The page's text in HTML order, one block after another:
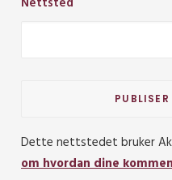
Dette nettstedet bruker
om hvordan dine